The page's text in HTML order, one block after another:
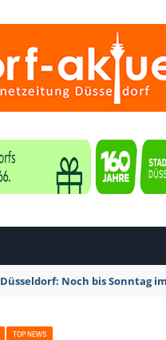
Düsseldorf: Noch bis Sonntag
TOP NEWS